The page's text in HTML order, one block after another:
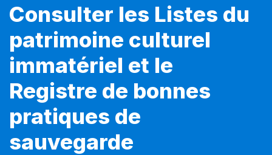
Consulter les Listes du
patrimoine culturel
immatériel et le
Registre de bonnes
pratiques de
sauvegarde